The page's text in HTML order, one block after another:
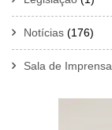
Notícias (176)
Sala de Imprensa